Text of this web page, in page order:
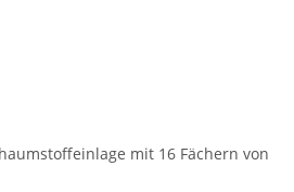
mit 16 Fächern von